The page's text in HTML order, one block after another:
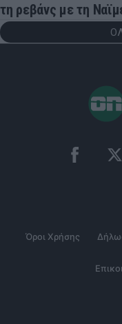
τη ρεβάνς με τη
Όροι Χρήσης